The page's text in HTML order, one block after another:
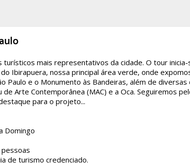
turísticos mais representativos da cidade. O tour inicia-
Ibirapuera, nossa principal área verde, onde
Paulo e o Monumento às Bandeiras, além de
Arte Contemporânea (MAC) e a Oca. Seguiremos
para o projeto...
Domingo
de turismo credenciado.